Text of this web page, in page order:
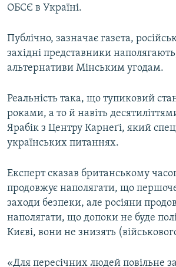
ОБСЄ в Україні.
Публічно, зазначає газета,
західні представники
альтернативи Мінським угодам.
Реальність така, що тупиковий
роками, а то й навіть
Ярабік з Центру Карнеґі, який
українських питаннях.
Експерт сказав британському
продовжує наполягати, що
заходи безпеки, але росіяни
наполягати, що допоки не буде
Києві, вони не знизять
«Для пересічних людей повільне